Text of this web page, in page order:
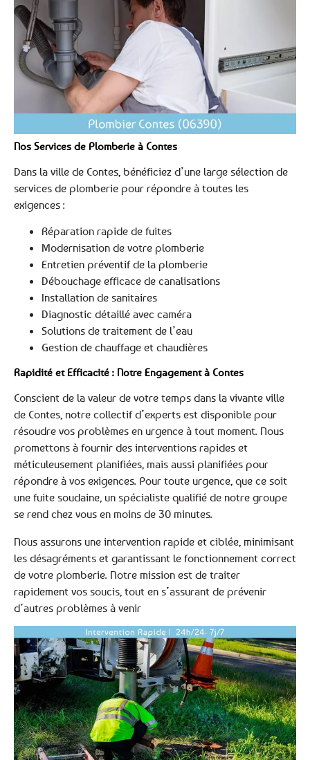
Nos Services de Plomberie à Contes
Dans la ville de Contes, bénéficiez d’une large sélection de
services de plomberie pour répondre à toutes les
exigences :
Réparation rapide de fuites
Modernisation de votre plomberie
Entretien préventif de la plomberie
Débouchage efficace de canalisations
Installation de sanitaires
Diagnostic détaillé avec caméra
Solutions de traitement de l’eau
Gestion de chauffage et chaudières
Rapidité et Efficacité : Notre Engagement à Contes
Conscient de la valeur de votre temps dans la vivante ville
de Contes, notre collectif d’experts est disponible pour
résoudre vos problèmes en urgence à tout moment. Nous
promettons à fournir des interventions rapides et
méticuleusement planifiées, mais aussi planifiées pour
répondre à vos exigences. Pour toute urgence, que ce soit
une fuite soudaine, un spécialiste qualifié de notre groupe
se rend chez vous en moins de 30 minutes.
Nous assurons une intervention rapide et ciblée, minimisant
les désagréments et garantissant le fonctionnement correct
de votre plomberie. Notre mission est de traiter
rapidement vos soucis, tout en s’assurant de prévenir
d’autres problèmes à venir